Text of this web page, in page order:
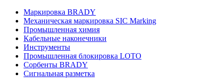
Маркировка BRADY
Механическая маркировка SIC Marking
Промышленная химия
Кабельные наконечники
Инструменты
Промышленная блокировка LOTO
Сорбенты BRADY
Сигнальная разметка